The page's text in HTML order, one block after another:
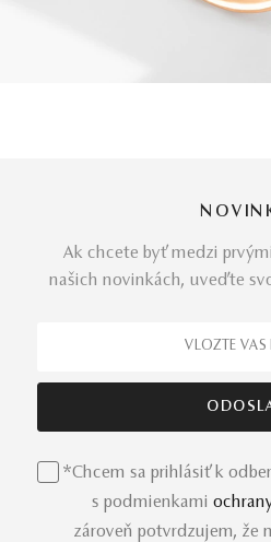
Ak chcete byť medzi
našich novinkách, uveďte
*Chcem sa prihlásiť k
s podmienkami
zároveň potvrdzujem, že